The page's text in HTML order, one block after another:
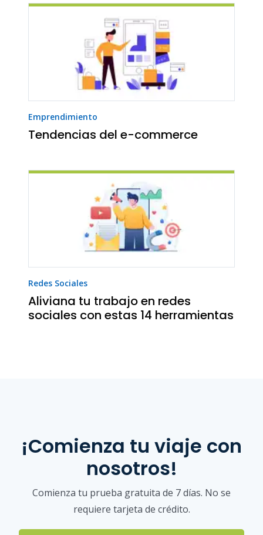
Emprendimiento
Tendencias del e-commerce
Redes Sociales
Aliviana tu trabajo en redes
sociales con estas 14 herramientas
¡Comienza tu viaje con
nosotros!
Comienza tu prueba gratuita de 7 días. No se
requiere tarjeta de crédito.